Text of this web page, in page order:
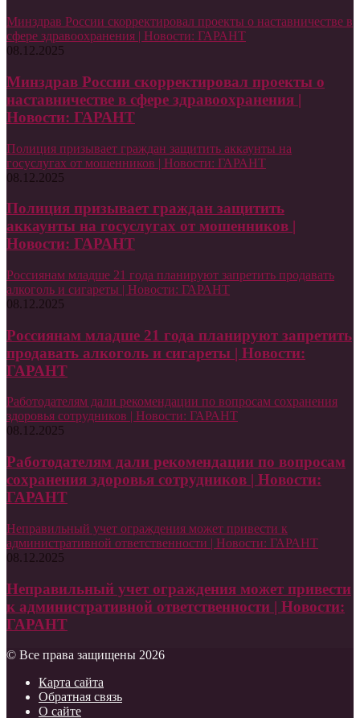
Минздрав России скорректировал проекты о наставничестве в
сфере здравоохранения | Новости: ГАРАНТ
08.12.2025
Минздрав России скорректировал проекты о
наставничестве в сфере здравоохранения |
Новости: ГАРАНТ
Полиция призывает граждан защитить аккаунты на
госуслугах от мошенников | Новости: ГАРАНТ
08.12.2025
Полиция призывает граждан защитить
аккаунты на госуслугах от мошенников |
Новости: ГАРАНТ
Россиянам младше 21 года планируют запретить продавать
алкоголь и сигареты | Новости: ГАРАНТ
08.12.2025
Россиянам младше 21 года планируют запретить
продавать алкоголь и сигареты | Новости:
ГАРАНТ
Работодателям дали рекомендации по вопросам сохранения
здоровья сотрудников | Новости: ГАРАНТ
08.12.2025
Работодателям дали рекомендации по вопросам
сохранения здоровья сотрудников | Новости:
ГАРАНТ
Неправильный учет ограждения может привести к
административной ответственности | Новости: ГАРАНТ
08.12.2025
Неправильный учет ограждения может привести
к административной ответственности | Новости:
ГАРАНТ
© Все права защищены 2026
Карта сайта
Обратная связь
О сайте